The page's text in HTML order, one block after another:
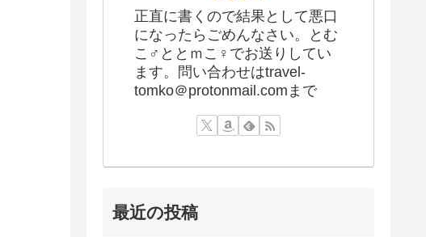
正直に書くので結果として悪口
になったらごめんなさい。とむ
こ♂ととｍこ♀でお送りしてい
ます。問い合わせはtravel-
tomko＠protonmail.comまで
最近の投稿